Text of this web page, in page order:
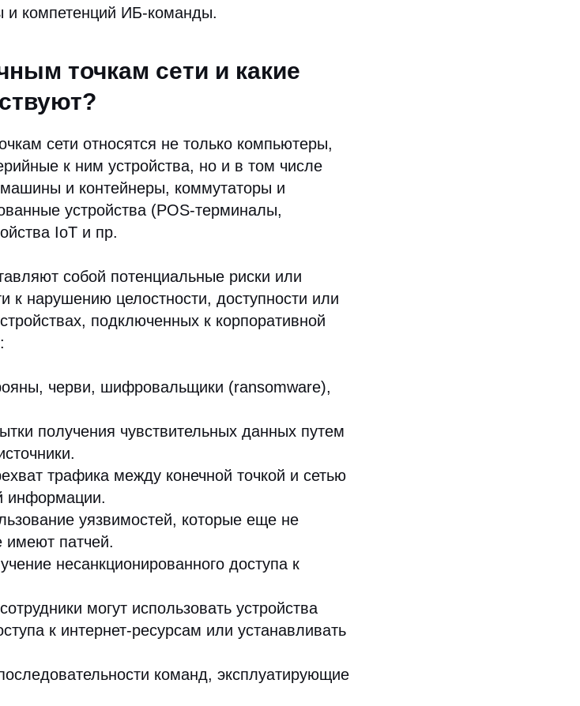
и компетенций ИБ-команды.
точкам сети и какие
сети относятся не только компьютеры,
к ним устройства, но и в том числе
и контейнеры, коммутаторы и
устройства (POS-терминалы,
IoT и пр.
собой потенциальные риски или
к нарушению целостности, доступности или
подключенных к корпоративной
черви, шифровальщики (ransomware),
получения чувствительных данных путем
трафика между конечной точкой и сетью
информации.
уязвимостей, которые еще не
имеют патчей.
несанкционированного доступа к
сотрудники могут использовать устройства
к интернет-ресурсам или устанавливать
команд, эксплуатирующие